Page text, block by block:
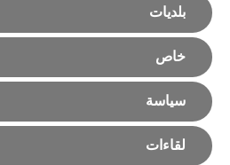
بلديات
خاص
سياسة
لقاءات